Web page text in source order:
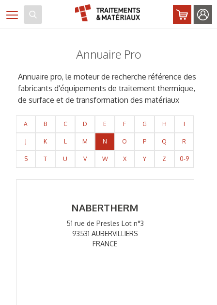
Toggle navigation
Annuaire Pro
Annuaire pro, le moteur de recherche référence des
fabricants d'équipements de traitement thermique,
de surface et de transformation des matériaux
A B C D E F G H I
J K L M N O P Q R
S T U V W X Y Z 0-9
NABERTHERM
51 rue de Presles Lot n°3
93531 AUBERVILLIERS
FRANCE
Panneau de gestion des cookies